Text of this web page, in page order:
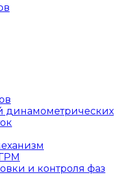
динамометрических
и контроля фаз